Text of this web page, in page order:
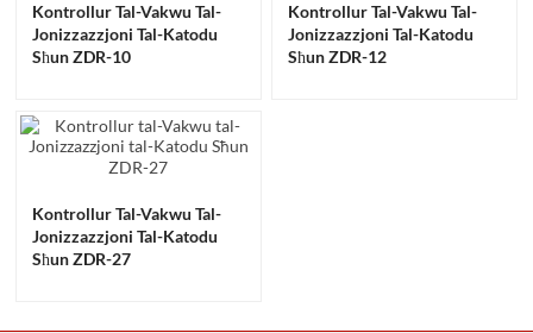
Kontrollur Tal-Vakwu Tal-
Jonizzazzjoni Tal-Katodu
Sħun ZDR-10
Kontrollur Tal-Vakwu Tal-
Jonizzazzjoni Tal-Katodu
Sħun ZDR-12
Kontrollur Tal-Vakwu Tal-
Jonizzazzjoni Tal-Katodu
Sħun ZDR-27